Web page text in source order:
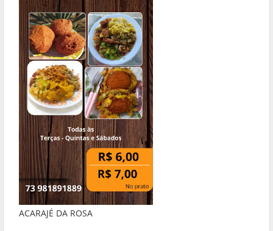
ACARAJÉ DA ROSA